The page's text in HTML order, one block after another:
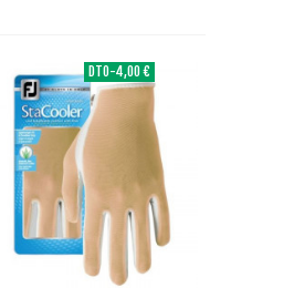
DTO-4,00 €